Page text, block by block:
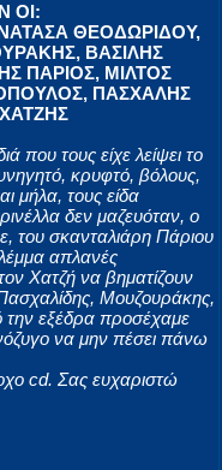
ΟΙ:
ΘΕΟΔΩΡΙΔΟΥ,
ΒΑΣΙΛΗΣ
ΠΑΡΙΟΣ, ΜΙΛΤΟΣ
ΠΑΣΧΑΛΗΣ
που τους είχε λείψει το
κρυφτό, βόλους,
μήλα, τους είδα
δεν μαζευόταν, ο
του σκανταλιάρη Πάριου
απλανές
Χατζή να βηματίζουν
Μουζουράκης,
εξέδρα προσέχαμε
να μην πέσει πάνω
cd. Σας ευχαριστώ